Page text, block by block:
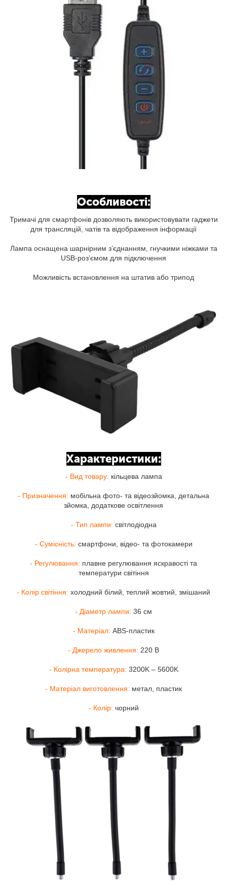
Особливості:
Тримачі для смартфонів дозволяють використовувати гаджети
для трансляцій, чатів та відображення інформації
Лампа оснащена шарнірним з’єднанням, гнучкими ніжками та
USB-роз’ємом для підключення
Можливість встановлення на штатив або трипод
Характеристики:
- Вид товару: кільцева лампа
- Призначення: мобільна фото- та відеозйомка, детальна
зйомка, додаткове освітлення
- Тип лампи: світлодіодна
- Сумісність: смартфони, відео- та фотокамери
- Регулювання: плавне регулювання яскравості та
температури світіння
- Колір світіння: холодний білий, теплий жовтий, змішаний
- Діаметр лампи: 36 см
- Матеріал: ABS-пластик
- Джерело живлення: 220 В
- Колірна температура: 3200K – 5600K
- Матеріал виготовлення: метал, пластик
- Колір: чорний